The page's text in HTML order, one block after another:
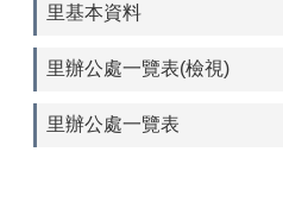
里基本資料
里辦公處一覽表(檢視)
里辦公處一覽表